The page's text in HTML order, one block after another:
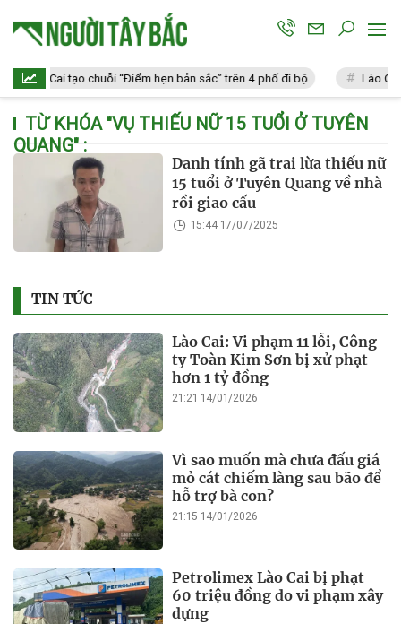
Lào Cai tạo chuỗi “Điểm hẹn bản sắc” trên 4 phố đi bộ Lào Cai:
TỪ KHÓA "VỤ THIẾU NỮ 15 TUỔI Ở TUYÊN
QUANG" :
Danh tính gã trai lừa thiếu nữ
15 tuổi ở Tuyên Quang về nhà
rồi giao cấu
15:44 17/07/2025
TIN TỨC
Lào Cai: Vi phạm 11 lỗi, Công
ty Toàn Kim Sơn bị xử phạt
hơn 1 tỷ đồng
21:21 14/01/2026
Vì sao muốn mà chưa đấu giá
mỏ cát chiếm làng sau bão để
hỗ trợ bà con?
21:15 14/01/2026
Petrolimex Lào Cai bị phạt
60 triệu đồng do vi phạm xây
dựng